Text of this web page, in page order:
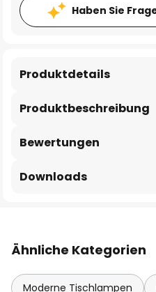
Haben Sie
Produktbeschreibung
Produktdetails
Bewertungen
Downloads
Ähnliche Kategorien
Moderne Tischlampen